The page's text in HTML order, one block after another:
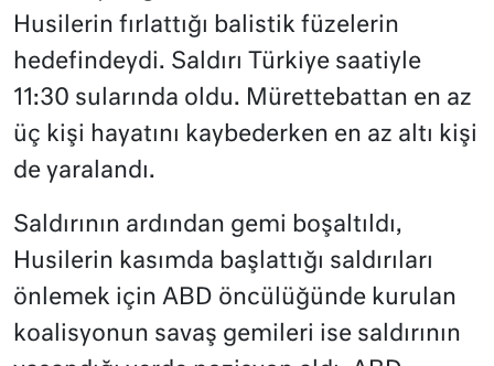
Husilerin fırlattığı balistik füzelerin
hedefindeydi. Saldırı Türkiye saatiyle
11:30 sularında oldu. Mürettebattan en az
üç kişi hayatını kaybederken en az altı kişi
de yaralandı.
Saldırının ardından gemi boşaltıldı,
Husilerin kasımda başlattığı saldırıları
önlemek için ABD öncülüğünde kurulan
koalisyonun savaş gemileri ise saldırının